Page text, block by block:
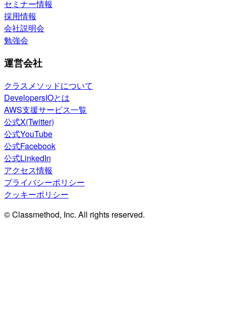
セミナー情報
採用情報
会社説明会
勉強会
運営会社
クラスメソッドについて
DevelopersIOとは
AWS支援サービス一覧
公式X(Twitter)
公式YouTube
公式Facebook
公式LinkedIn
アクセス情報
プライバシーポリシー
クッキーポリシー
© Classmethod, Inc. All rights reserved.